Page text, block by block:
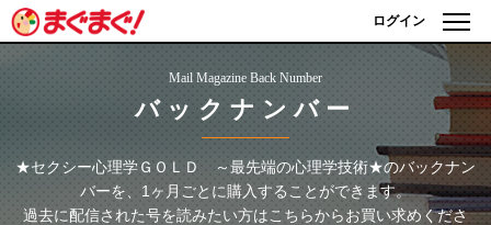
ログイン
Mail Magazine Back Number
バックナンバー
★セクシー心理学ＧＯＬＤ ～最先端の心理学技術★のバックナン
バーを、1ヶ月ごとに購入することができます。
過去に配信された号を読みたい方はこちらからお買い求めくださ